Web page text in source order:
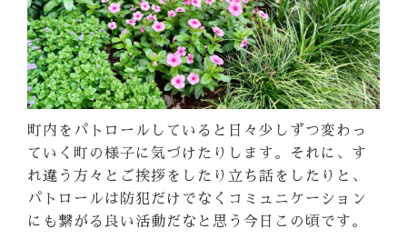
町内をパトロールしていると日々少しずつ変わっ
ていく町の様子に気づけたりします。それに、す
れ違う方々とご挨拶をしたり立ち話をしたりと、
パトロールは防犯だけでなくコミュニケーション
にも繋がる良い活動だなと思う今日この頃です。